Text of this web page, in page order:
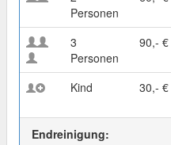
Personen
3
Personen
90,- €
Kind 30,- €
Endreinigung: